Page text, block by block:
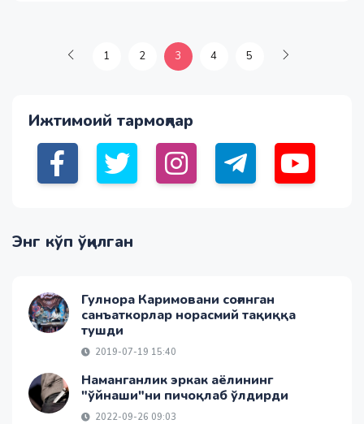
1 2 3 4 5
Ижтимоий тармоқлар
Энг кўп ўқилган
Гулнора Каримовани соғинган
санъаткорлар норасмий тақиққа
тушди
2019-07-19 15:40
Наманганлик эркак аёлининг
"ўйнаши"ни пичоқлаб ўлдирди
2022-09-26 09:03